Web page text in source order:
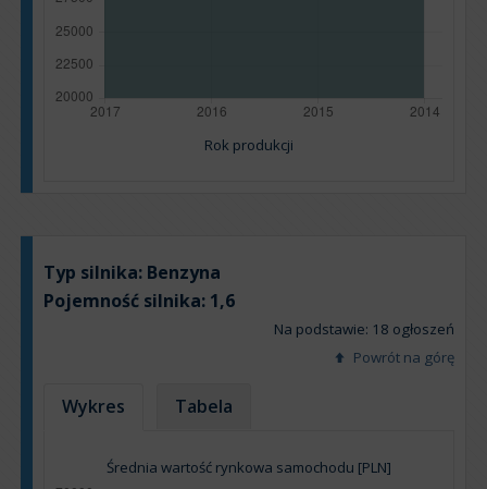
Rok produkcji
Typ silnika: Benzyna
Pojemność silnika: 1,6
Na podstawie: 18 ogłoszeń
Powrót na górę
Wykres Tabela
Średnia wartość rynkowa samochodu [PLN]